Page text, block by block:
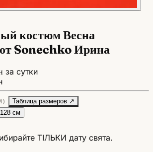
костюм Весна
Sonechko Ирина
за сутки
Таблица размеров ↗
128 см
ТІЛЬКИ дату свята.